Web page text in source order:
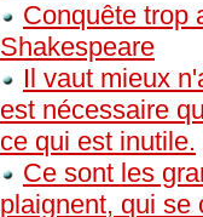
Conquête trop
Shakespeare
Il vaut mieux
est nécessaire
ce qui est inutile.
Ce sont les
plaignent, qui se